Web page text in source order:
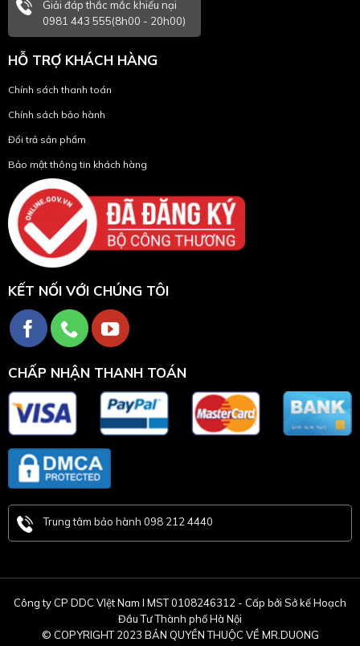
Giải đáp thắc mắc khiếu nại
0981 443 555(8h00 - 20h00)
HỖ TRỢ KHÁCH HÀNG
Chính sách thanh toán
Chính sách bảo hành
Đổi trả sản phẩm
Bảo mật thông tin khách hàng
KẾT NỐI VỚI CHÚNG TÔI
CHẤP NHẬN THANH TOÁN
Trung tâm bảo hành 098 212 4440
Công ty CP DDC VIệt Nam l MST 0108246312 - Cấp bởi Sở kế Hoạch
Đầu Tư Thành phố Hà Nội
© COPYRIGHT 2023 BẢN QUYỀN THUỘC VỀ MR.DUONG